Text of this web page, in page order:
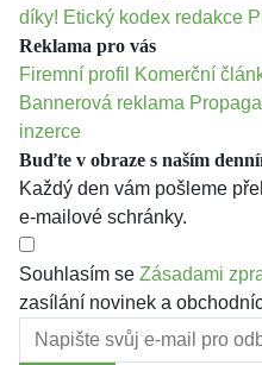
díky! Etický kodex redakce
Reklama pro vás
Firemní profil
Komerční
Bannerová reklama
inzerce
Buďte v obraze s naším
Každý den vám pošleme
e-mailové schránky.
Souhlasím se Zásadami
zasílání novinek a